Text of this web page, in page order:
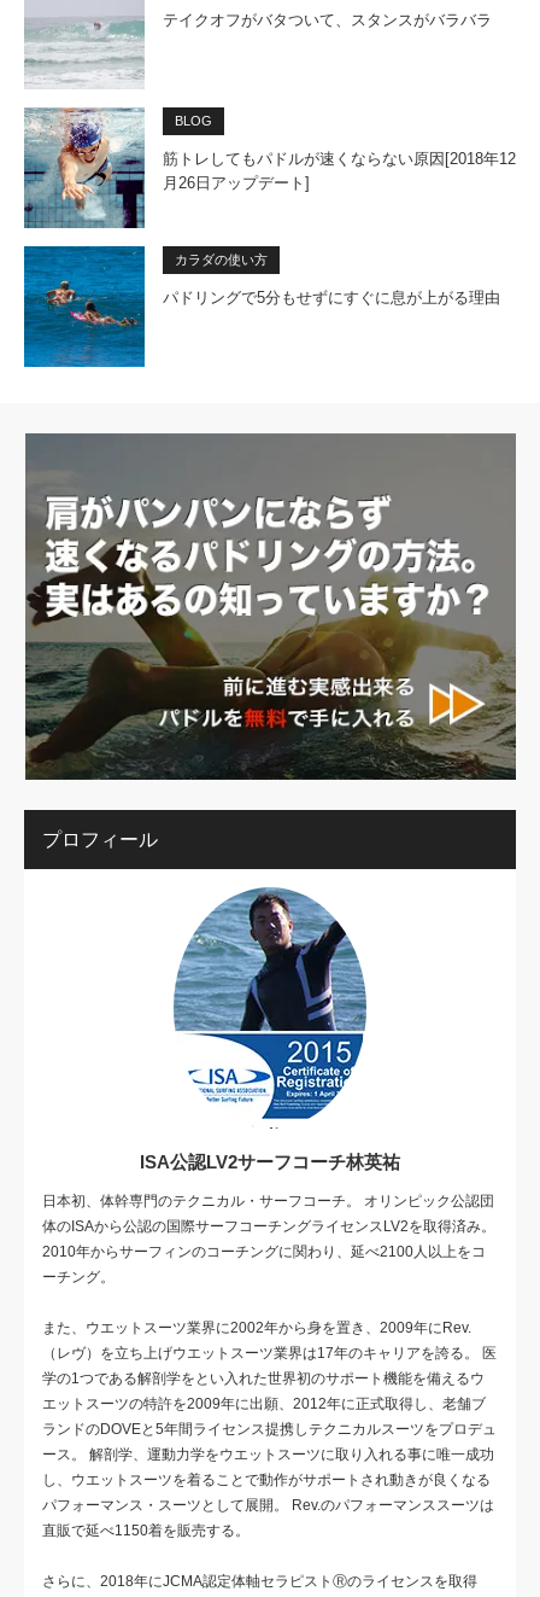
テイクオフがバタついて、スタンスがバラバラ
BLOG
筋トレしてもパドルが速くならない原因[2018年12
月26日アップデート]
カラダの使い方
パドリングで5分もせずにすぐに息が上がる理由
プロフィール
ISA公認LV2サーフコーチ林英祐
日本初、体幹専門のテクニカル・サーフコーチ。 オリンピック公認団
体のISAから公認の国際サーフコーチングライセンスLV2を取得済み。
2010年からサーフィンのコーチングに関わり、延べ2100人以上をコ
ーチング。
また、ウエットスーツ業界に2002年から身を置き、2009年にRev.
（レヴ）を立ち上げウエットスーツ業界は17年のキャリアを誇る。 医
学の1つである解剖学をとい入れた世界初のサポート機能を備えるウ
エットスーツの特許を2009年に出願、2012年に正式取得し、老舗ブ
ランドのDOVEと5年間ライセンス提携しテクニカルスーツをプロデュ
ース。 解剖学、運動力学をウエットスーツに取り入れる事に唯一成功
し、ウエットスーツを着ることで動作がサポートされ動きが良くなる
パフォーマンス・スーツとして展開。 Rev.のパフォーマンススーツは
直販で延べ1150着を販売する。
さらに、2018年にJCMA認定体軸セラピストⓇのライセンスを取得